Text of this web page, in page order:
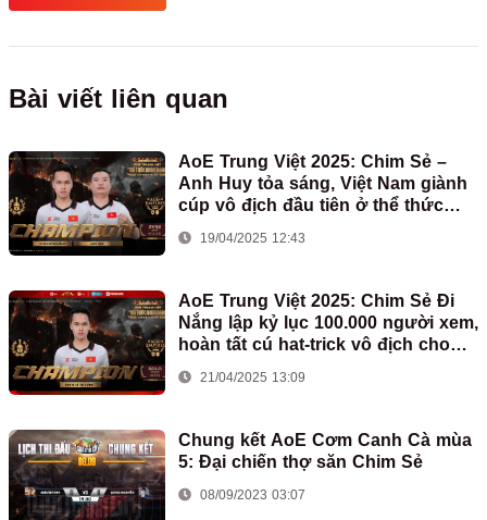
Bài viết liên quan
AoE Trung Việt 2025: Chim Sẻ –
Anh Huy tỏa sáng, Việt Nam giành
cúp vô địch đầu tiên ở thể thức
2vs2 Assyrian
19/04/2025 12:43
AoE Trung Việt 2025: Chim Sẻ Đi
Nắng lập kỷ lục 100.000 người xem,
hoàn tất cú hat-trick vô địch cho
AoE Việt Nam
21/04/2025 13:09
Chung kết AoE Cơm Canh Cà mùa
5: Đại chiến thợ săn Chim Sẻ
08/09/2023 03:07